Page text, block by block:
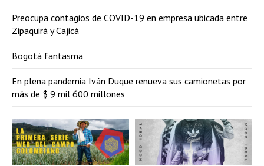
Preocupa contagios de COVID-19 en empresa ubicada entre
Zipaquirá y Cajicá
Bogotá fantasma
En plena pandemia Iván Duque renueva sus camionetas por
más de $ 9 mil 600 millones